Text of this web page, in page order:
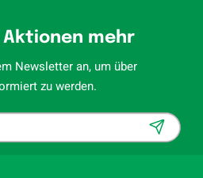
Aktionen mehr
Newsletter an, um über
zu werden.